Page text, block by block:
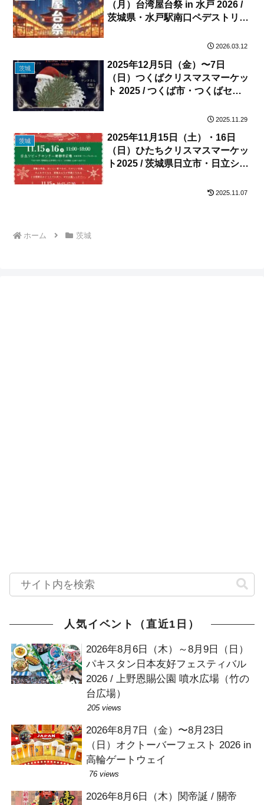
（月）台湾屋台祭 in 水戸 2026 /
茨城県・水戸駅南口ペデストリア
2026.03.12
茨城
2025年12月5日（金）〜7日
（日）つくばクリスマスマーケッ
ト 2025 / つくば市・つくばセン
2025.11.29
茨城
2025年11月15日（土）・16日
（日）ひたちクリスマスマーケッ
ト2025 / 茨城県日立市・日立シビ
2025.11.07
ホーム 茨城
人気イベント（直近1日）
2026年8月6日（木）～8月9日（日）
パキスタン日本友好フェスティバル
2026 / 上野恩賜公園 噴水広場（竹の
台広場）
205 views
2026年8月7日（金）〜8月23日
（日）オクトーバーフェスト 2026 in
高輪ゲートウェイ
76 views
2026年8月6日（木）関帝誕 / 關帝